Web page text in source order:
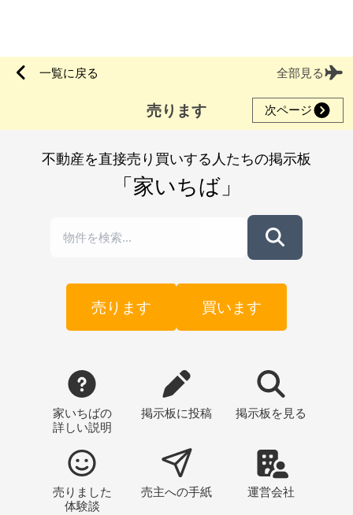
一覧に戻る 全部見る
売ります 次ページ
不動産を直接売り買いする人たちの掲示板
「家いちば」
売ります 買います
家いちばの
詳しい説明
掲示板に投稿 掲示板 を見る
売りました
体験談
売主への手紙 運営会社